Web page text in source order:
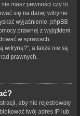
masz pewności czy to
się na danej witrynie
wyjaśnienie. phpBB
prawnej z wyjątkiem
w sprawach
witryną?”, a także nie są
prawnych.
aby nie rejestrowały
twój adres IP lub